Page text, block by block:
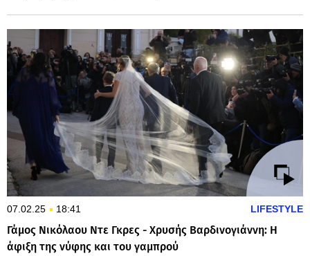
07.02.25 18:41 LIFESTYLE
Γάμος Νικόλαου Ντε Γκρες - Χρυσής Βαρδινογιάννη: Η
άφιξη της νύφης και του γαμπρού